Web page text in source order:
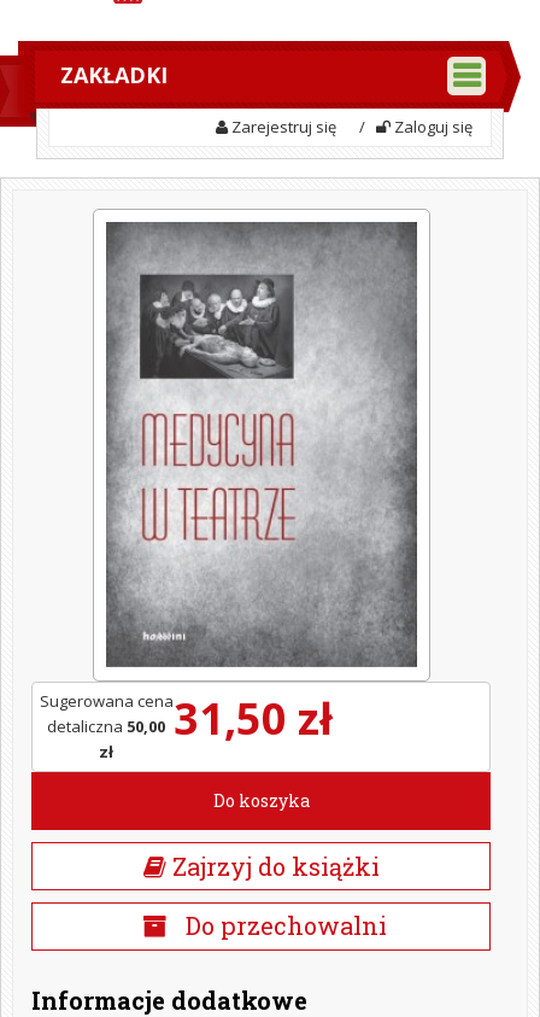
ZAKŁADKI
Zarejestruj się / Zaloguj się
31,50 zł
Sugerowana cena
detaliczna 50,00
zł
Do koszyka
Zajrzyj do książki
Do przechowalni
Informacje dodatkowe